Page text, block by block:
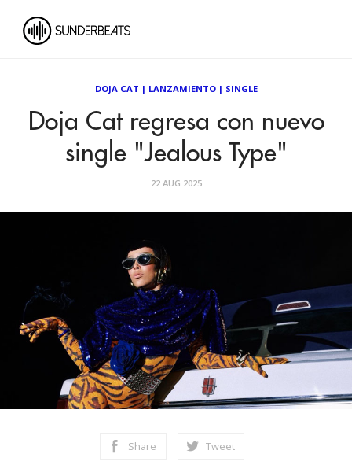
DOJA CAT | LANZAMIENTO| SINGLE
Doja Cat regresa con nuevo
single "Jealous Type"
22 AUG 2025
Share Tweet